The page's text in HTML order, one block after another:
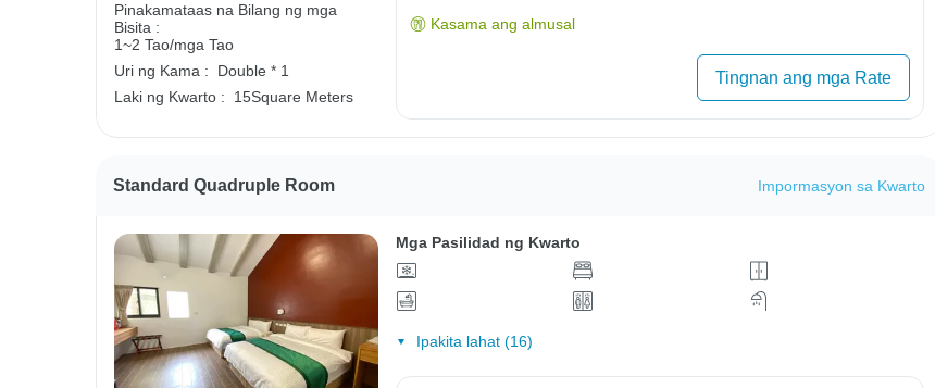
Pinakamataas na Bilang ng mga
Bisita :
1~2 Tao/mga Tao
Uri ng Kama :
Double * 1
Laki ng Kwarto :
15Square Meters
Kasama ang almusal
Tingnan ang mga Rate
Standard Quadruple Room Impormasyon sa Kwarto
Mga Pasilidad ng Kwarto
Ipakita lahat (16)